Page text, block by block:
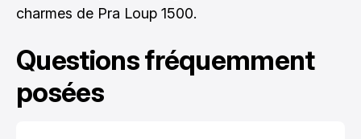
charmes de Pra Loup 1500.
Questions fréquemment
posées